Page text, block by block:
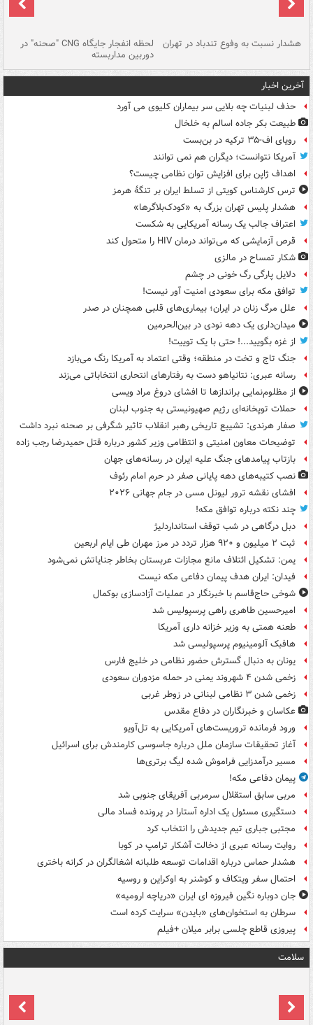
هشدار نسبت به وفوع تندباد در تهران لحظه انفجار جایگاه CNG "صحنه" در
دوربین مداربسته
آخرین اخبار
حذف لبنیات چه بلایی سر بیماران کلیوی می آورد
طبیعت بکر جاده اسالم به خلخال
رویای اف-۳۵ ترکیه در بن‌بست
آمریکا نتوانست؛ دیگران هم نمی توانند
اهداف ژاپن برای افزایش توان نظامی چیست؟
ترس کارشناس کویتی از تسلط ایران بر تنگۀ هرمز
هشدار پلیس تهران بزرگ به «کودک‌بلاگرها»
اعتراف جالب یک رسانه آمریکایی به شکست
قرص آزمایشی که می‌تواند درمان HIV را متحول کند
شکار تمساح در مالزی
دلایل پارگی رگ خونی در چشم
توافق مکه برای سعودی امنیت آور نیست!
علل مرگ زنان در ایران؛ بیماری‌های قلبی همچنان در صدر
میدان‌داری یک دهه نودی در بین‌الحرمین
از غزه بگویید...! حتی با یک توییت!
جنگ تاج و تخت در منطقه؛ وقتی اعتماد به آمریکا رنگ می‌بازد
رسانه عبری: نتانیاهو دست به رفتارهای انتحاری انتخاباتی می‌زند
از مظلوم‌نمایی براندازها تا افشای دروغ مراد ویسی
حملات توپخانه‌ای رژیم صهیونیستی به جنوب لبنان
صفار هرندی: تشییع تاریخی رهبر انقلاب تاثیر شگرفی بر صحنه نبرد داشت
توضیحات معاون امنیتی و انتظامی وزیر کشور درباره قتل حمیدرضا رجب زاده
بازتاب پیامدهای جنگ علیه ایران در رسانه‌های جهان
نصب کتیبه‌های دهه پایانی صفر در حرم امام رئوف
افشای نقشه ترور لیونل مسی در جام جهانی ۲۰۲۶
چند نکته درباره توافق مکه!
دبل درگاهی در شب توقف استانداردلیژ
ثبت ۲ میلیون و ۹۲۰ هزار تردد در مرز مهران طی ایام اربعین
یمن: تشکیل ائتلاف مانع مجازات عربستان بخاطر جنایاتش نمی‌شود
فیدان: ایران هدف پیمان دفاعی مکه نیست
شوخی حاج‌قاسم با خبرنگار در عملیات آزادسازی بوکمال
امیرحسین طاهری راهی پرسپولیس شد
طعنه همتی به وزیر خزانه داری آمریکا
هافبک آلومینیوم پرسپولیسی شد
یونان به دنبال گسترش حضور نظامی در خلیج فارس
زخمی شدن ۴ شهروند یمنی در حمله مزدوران سعودی
زخمی شدن ۳ نظامی لبنانی در زوطر غربی
عکاسان و خبرنگاران در دفاع مقدس
ورود فرمانده تروریست‌های آمریکایی به تل‌آویو
آغاز تحقیقات سازمان ملل درباره جاسوسی کارمندش برای اسرائیل
مسیر درآمدزایی فراموش شده لیگ برتری‌ها
پیمان دفاعی مکه!
مربی سابق استقلال سرمربی آفریقای جنوبی شد
دستگیری مسئول یک اداره آستارا در پرونده فساد مالی
مجتبی جباری تیم جدیدش را انتخاب کرد
روایت رسانه عبری از دخالت آشکار ترامپ در کوبا
هشدار حماس درباره اقدامات توسعه طلبانه اشغالگران در کرانه باختری
احتمال سفر ویتکاف و کوشنر به اوکراین و روسیه
جان دوباره نگین فیروزه ای ایران «دریاچه ارومیه»
سرطان به استخوان‌های «بایدن» سرایت کرده است
پیروزی قاطع چلسی برابر میلان +فیلم
سلامت